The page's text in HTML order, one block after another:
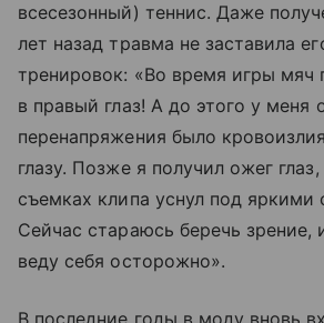
всесезонный) теннис. Даже
лет назад травма не заставила
тренировок: «Во время игры мяч
в правый глаз! А до этого у меня
перенапряжения было
глазу. Позже я получил ожег глаз,
съемках клипа уснул под яркими
Сейчас стараюсь беречь зрение,
веду себя осторожно».